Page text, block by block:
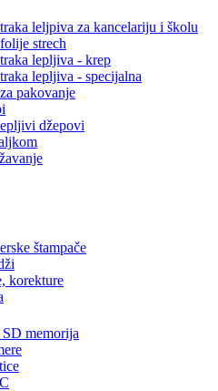
traka leljpiva za kancelariju i školu
folije strech
traka lepljiva - krep
traka lepljiva - specijalna
pakovanje
džepovi
štampače
korekture
memorija